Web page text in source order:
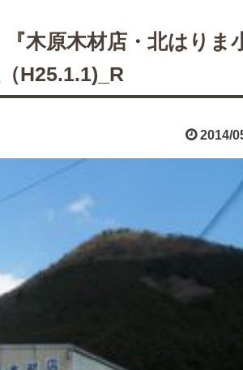
木原木材店・北はりま
H25.1.1)_R
2014/